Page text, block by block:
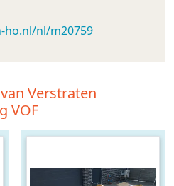
nl/m20759
Verstraten
VOF